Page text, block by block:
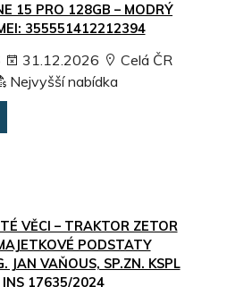
15 PRO 128GB – MODRÝ
355551412212394
31.12.2026
Celá ČR
Nejvyšší nabídka
VĚCI – TRAKTOR ZETOR
PODSTATY
JAN VAŇOUS, SP.ZN. KSPL
17635/2024